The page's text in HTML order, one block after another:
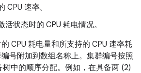
CPU 速率。
活状态时的 CPU 耗电情况。
CPU 耗电量和所支持的 CPU 速率耗
号附加到数组名称上。集群编号按照
树中的顺序分配。例如，在具备两 (2)